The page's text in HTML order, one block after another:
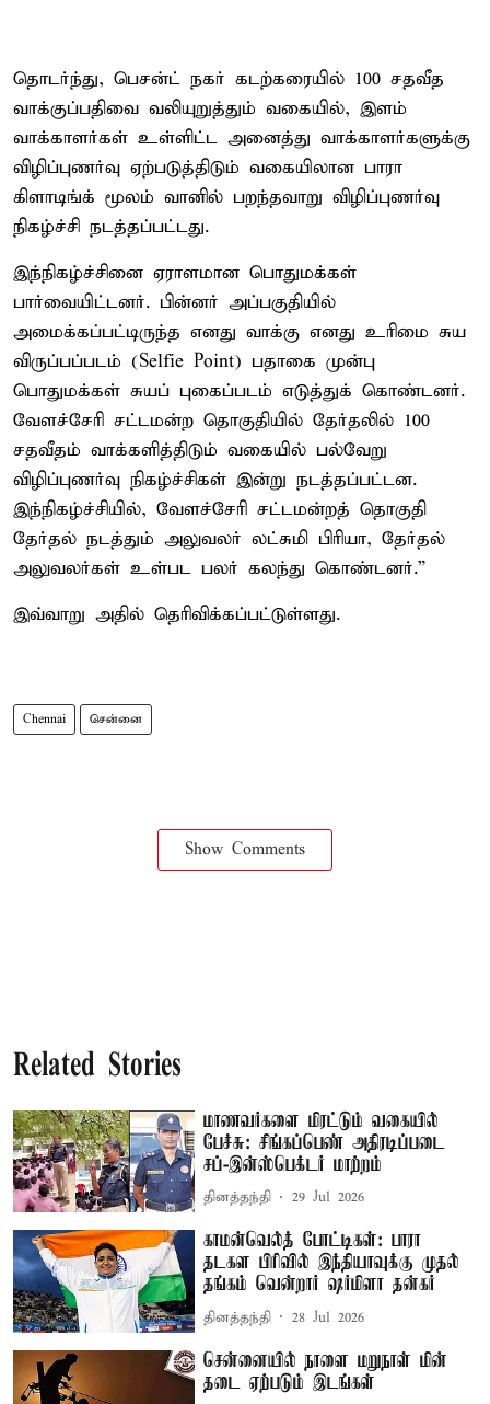
தொடர்ந்து, பெசன்ட் நகர் கடற்கரையில் 100 சதவீத
வாக்குப்பதிவை வலியுறுத்தும் வகையில், இளம்
வாக்காளர்கள் உள்ளிட்ட அனைத்து வாக்காளர்களுக்கு
விழிப்புணர்வு ஏற்படுத்திடும் வகையிலான பாரா
கிளாடிங்க் மூலம் வானில் பறந்தவாறு விழிப்புணர்வு
நிகழ்ச்சி நடத்தப்பட்டது.
இந்நிகழ்ச்சினை ஏராளமான பொதுமக்கள்
பார்வையிட்டனர். பின்னர் அப்பகுதியில்
அமைக்கப்பட்டிருந்த எனது வாக்கு எனது உரிமை சுய
விருப்பப்படம் (Selfie Point) பதாகை முன்பு
பொதுமக்கள் சுயப் புகைப்படம் எடுத்துக் கொண்டனர்.
வேளச்சேரி சட்டமன்ற தொகுதியில் தேர்தலில் 100
சதவீதம் வாக்களித்திடும் வகையில் பல்வேறு
விழிப்புணர்வு நிகழ்ச்சிகள் இன்று நடத்தப்பட்டன.
இந்நிகழ்ச்சியில், வேளச்சேரி சட்டமன்றத் தொகுதி
தேர்தல் நடத்தும் அலுவலர் லட்சுமி பிரியா, தேர்தல்
அலுவலர்கள் உள்பட பலர் கலந்து கொண்டனர்.”
இவ்வாறு அதில் தெரிவிக்கப்பட்டுள்ளது.
Chennai சென்னை
Show Comments
Related Stories
மாணவர்களை மிரட்டும் வகையில்
பேச்சு: சிங்கப்பெண் அதிரடிப்படை
சப்-இன்ஸ்பெக்டர் மாற்றம்
தினத்தந்தி 29 Jul 2026
காமன்வெல்த் போட்டிகள்: பாரா
தடகள பிரிவில் இந்தியாவுக்கு முதல்
தங்கம் வென்றார் ஷர்மிளா தன்கர்
தினத்தந்தி 28 Jul 2026
சென்னையில் நாளை மறுநாள் மின்
தடை ஏற்படும் இடங்கள்